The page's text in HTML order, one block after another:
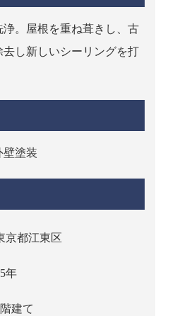
浄。屋根を重ね葺きし、古
し新しいシーリングを打
壁塗装
京都江東区
年
建て